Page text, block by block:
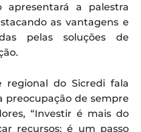
apresentará a palestra
as vantagens e
pelas soluções de
regional do Sicredi fala
preocupação de sempre
“Investir é mais do
recursos; é um passo